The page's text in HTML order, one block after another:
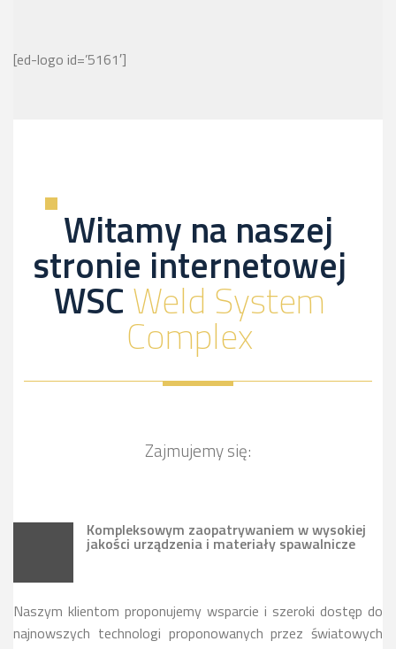
[ed-logo id=’5161′]
Witamy na naszej
stronie internetowej
WSCWeld System
Complex
Zajmujemy się:
Kompleksowym zaopatrywaniem w wysokiej
jakości urządzenia i materiały spawalnicze
Naszym klientom proponujemy wsparcie i szeroki dostęp do
najnowszych technologi proponowanych przez światowych